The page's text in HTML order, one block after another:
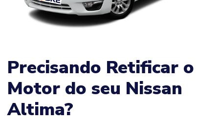
Precisando Retificar o
Motor do seu Nissan
Altima?